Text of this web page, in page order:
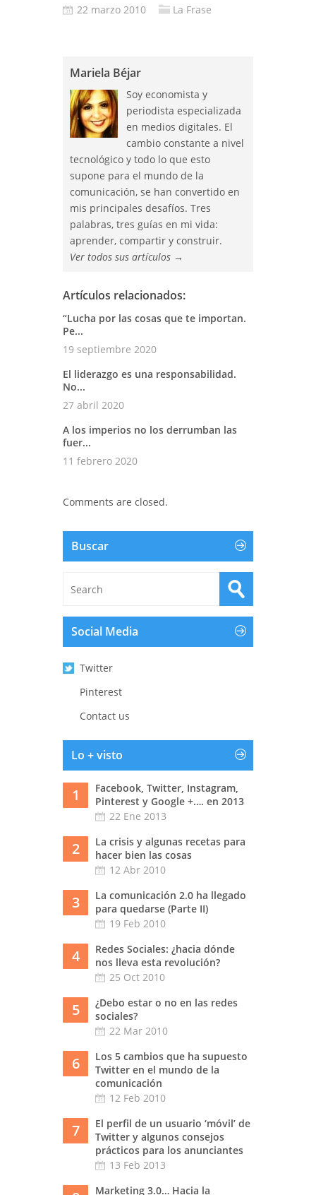
22 marzo 2010 La Frase
Mariela Béjar
Soy economista y
periodista especializada
en medios digitales. El
cambio constante a nivel
tecnológico y todo lo que esto
supone para el mundo de la
comunicación, se han convertido en
mis principales desafíos. Tres
palabras, tres guías en mi vida:
aprender, compartir y construir.
Ver todos sus artículos →
Artículos relacionados:
“Lucha por las cosas que te importan.
Pe...
19 septiembre 2020
El liderazgo es una responsabilidad.
No...
27 abril 2020
A los imperios no los derrumban las
fuer...
11 febrero 2020
Comments are closed.
Buscar
Social Media
Twitter
Pinterest
Contact us
Lo + visto
1
Facebook, Twitter, Instagram,
Pinterest y Google +…. en 2013
22 Ene 2013
2
La crisis y algunas recetas para
hacer bien las cosas
12 Abr 2010
3
La comunicación 2.0 ha llegado
para quedarse (Parte II)
19 Feb 2010
4
Redes Sociales: ¿hacia dónde
nos lleva esta revolución?
25 Oct 2010
5
¿Debo estar o no en las redes
sociales?
22 Mar 2010
6
Los 5 cambios que ha supuesto
Twitter en el mundo de la
comunicación
12 Feb 2010
7
El perfil de un usuario ‘móvil’ de
Twitter y algunos consejos
prácticos para los anunciantes
13 Feb 2013
Marketing 3.0… Hacia la